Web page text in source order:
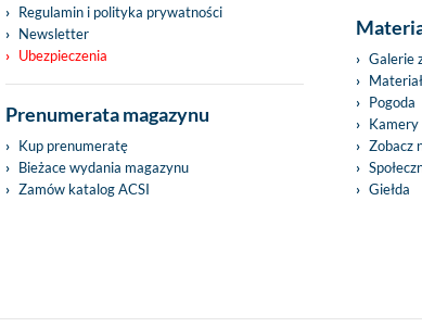
Regulamin i polityka prywatności
Newsletter
Ubezpieczenia
Prenumerata magazynu
Kup prenumeratę
Bieżace wydania magazynu
Zamów katalog ACSI
Galerie
Pogoda
Kamery
Zobacz
Giełda